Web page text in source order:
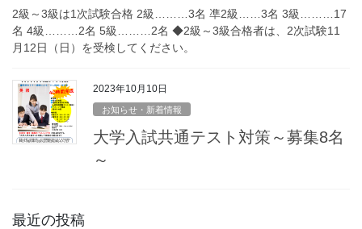
2級～3級は1次試験合格 2級………3名 凖2級……3名 3級………17
名 4級………2名 5級………2名 ◆2級～3級合格者は、2次試験11
月12日（日）を受検してください。
2023年10月10日
お知らせ・新着情報
大学入試共通テスト対策～募集8名
～
最近の投稿